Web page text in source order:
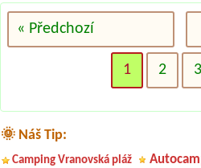
« Předchozí
1 2 3
🌞 Náš Tip:
Camping Vranovská pláž